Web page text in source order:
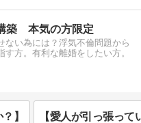
築 本気の方限定
ない為には？浮気不倫問題から
方。有利な離婚をしたい方。
】